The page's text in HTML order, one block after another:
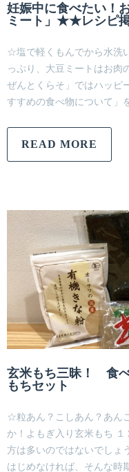
妊娠中に食べたい！
ミート」★★レシピ
☆塩で軽くもんでから水洗
っぷり、大豆ミートはお肉
ぜんとくらそ」ではハッピ
すすめの食べ物について」
READ MORE
玄米もち三昧！ 食
もちセット
☆粒あん？こしあん？あん
か！よもぎ入り玄米もち
方は多いのではないでし
はじめなければ、そんな時